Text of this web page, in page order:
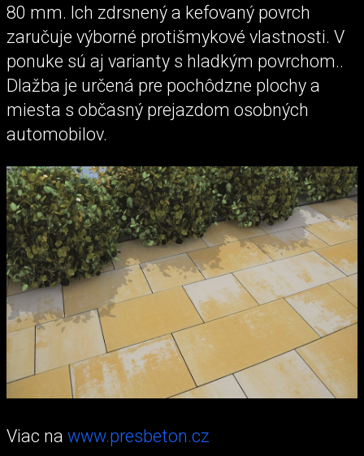
80 mm. Ich zdrsnený a kefovaný povrch
zaručuje výborné protišmykové vlastnosti. V
ponuke sú aj varianty s hladkým povrchom..
Dlažba je určená pre pochôdzne plochy a
miesta s občasný prejazdom osobných
automobilov.
Viac na www.presbeton.cz